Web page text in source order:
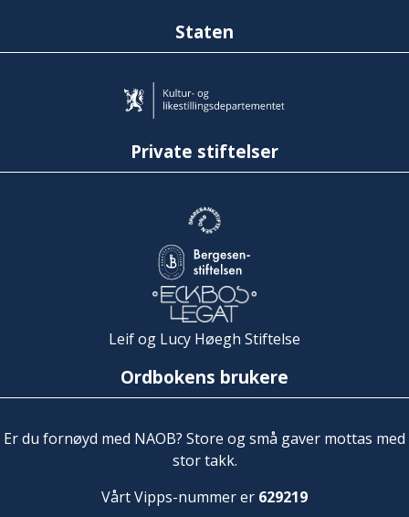
Staten
Private stiftelser
Leif og Lucy Høegh Stiftelse
Ordbokens brukere
Er du fornøyd med NAOB? Store og små gaver mottas med
stor takk.
Vårt Vipps-nummer er 629219